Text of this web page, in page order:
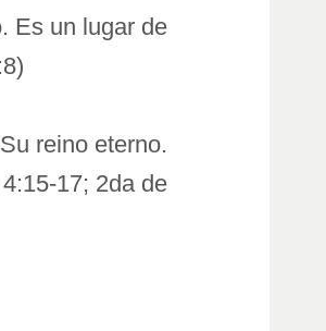
Es un lugar de
reino eterno.
17; 2da de